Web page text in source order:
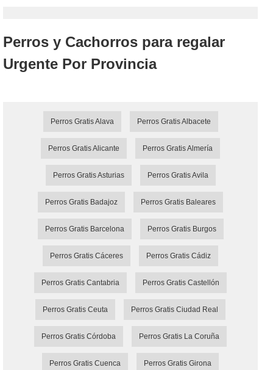
Perros y Cachorros para regalar
Urgente Por Provincia
Perros Gratis Alava Perros Gratis Albacete
Perros Gratis Alicante Perros Gratis Almería
Perros Gratis Asturias Perros Gratis Avila
Perros Gratis Badajoz Perros Gratis Baleares
Perros Gratis Barcelona Perros Gratis Burgos
Perros Gratis Cáceres Perros Gratis Cádiz
Perros Gratis Cantabria Perros Gratis Castellón
Perros Gratis Ceuta Perros Gratis Ciudad Real
Perros Gratis Córdoba Perros Gratis La Coruña
Perros Gratis Cuenca Perros Gratis Girona